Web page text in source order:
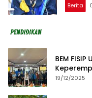
Berita
BEM
dan
19/12/2025